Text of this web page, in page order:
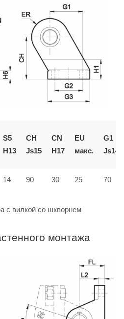
S5
H13
CH
Js15
CN
H17
EU
макс.
G1
Js14
14 90 30 25 70
с вилкой со шкворнем
монтажа